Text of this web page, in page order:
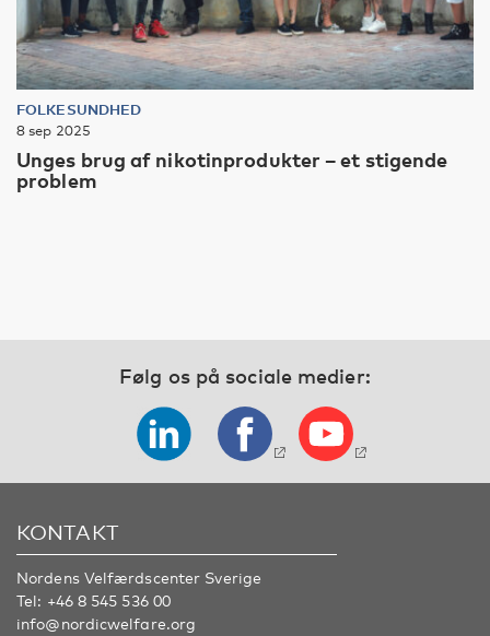
FOLKESUNDHED
8 sep 2025
Unges brug af nikotinprodukter – et stigende
problem
Følg os på sociale medier:
KONTAKT
Nordens Velfærdscenter Sverige
Tel: +46 8 545 536 00
info@nordicwelfare.org